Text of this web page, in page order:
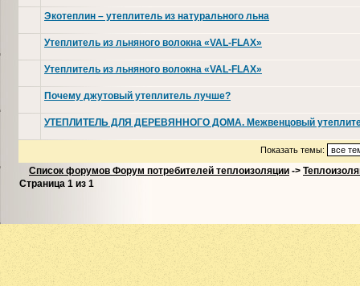
Экотеплин – утеплитель из натурального льна
Утеплитель из льняного волокна «VAL-FLAX»
Утеплитель из льняного волокна «VAL-FLAX»
Почему джутовый утеплитель лучше?
УТЕПЛИТЕЛЬ ДЛЯ ДЕРЕВЯННОГО ДОМА. Межвенцовый
Показать темы:
Список форумов Форум потребителей теплоизоляции ->
Страница 1 из 1